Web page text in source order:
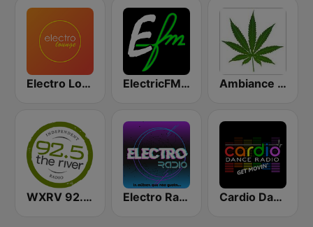
Electro Lounge ElectricFM - America's Real Dance! Ambiance Reggae
WXRV 92.5 The River Electro Radio Cardio Dance Radio